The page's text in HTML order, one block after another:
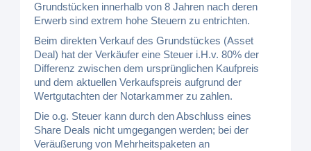
Grundstücken innerhalb von 8 Jahren nach deren
Erwerb sind extrem hohe Steuern zu entrichten.
Beim direkten Verkauf des Grundstückes (Asset
Deal) hat der Verkäufer eine Steuer i.H.v. 80% der
Differenz zwischen dem ursprünglichen Kaufpreis
und dem aktuellen Verkaufspreis aufgrund der
Wertgutachten der Notarkammer zu zahlen.
Die o.g. Steuer kann durch den Abschluss eines
Share Deals nicht umgegangen werden; bei der
Veräußerung von Mehrheitspaketen an